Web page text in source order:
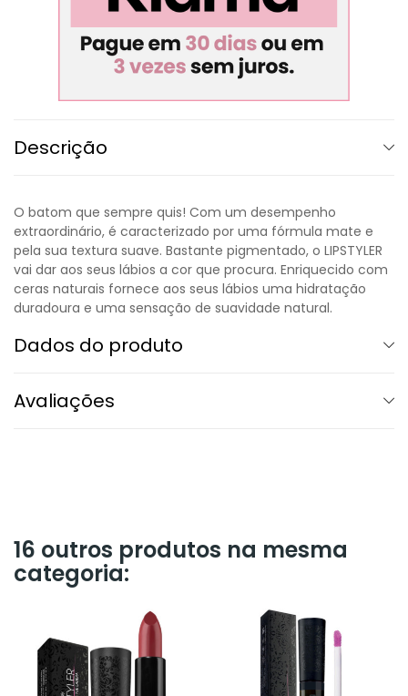
Descrição
O batom que sempre quis! Com um desempenho
extraordinário, é caracterizado por uma fórmula mate e
pela sua textura suave. Bastante pigmentado, o LIPSTYLER
vai dar aos seus lábios a cor que procura. Enriquecido com
ceras naturais fornece aos seus lábios uma hidratação
duradoura e uma sensação de suavidade natural.
Dados do produto
Avaliações
16 outros produtos na mesma
categoria: